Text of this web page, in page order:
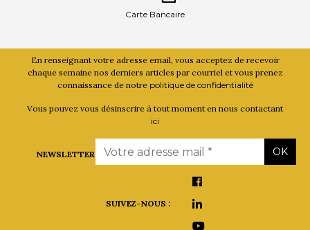
Carte Bancaire
En renseignant votre adresse email, vous acceptez de recevoir
chaque semaine nos derniers articles par courriel et vous prenez
connaissance de notre politique de confidentialité
Vous pouvez vous désinscrire à tout moment en nous contactant
ici
NEWSLETTER
Email OK
SUIVEZ-NOUS :